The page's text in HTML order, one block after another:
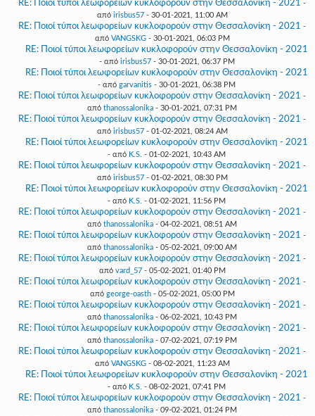
RE: Ποιοί τύποι λεωφορείων κυκλοφορούν στην Θεσσαλονίκη - 2021 -
από irisbus57- 30-01-2021, 11:00 AM
RE: Ποιοί τύποι λεωφορείων κυκλοφορούν στην Θεσσαλονίκη - 2021 -
από VANGSKG- 30-01-2021, 06:03 PM
RE: Ποιοί τύποι λεωφορείων κυκλοφορούν στην Θεσσαλονίκη - 2021
- από irisbus57- 30-01-2021, 06:37 PM
RE: Ποιοί τύποι λεωφορείων κυκλοφορούν στην Θεσσαλονίκη - 2021
- από garvanitis - 30-01-2021, 06:38 PM
RE: Ποιοί τύποι λεωφορείων κυκλοφορούν στην Θεσσαλονίκη - 2021 -
από thanossalonika - 30-01-2021, 07:31 PM
RE: Ποιοί τύποι λεωφορείων κυκλοφορούν στην Θεσσαλονίκη - 2021 -
από irisbus57- 01-02-2021, 08:24 AM
RE: Ποιοί τύποι λεωφορείων κυκλοφορούν στην Θεσσαλονίκη - 2021
- από K.S. - 01-02-2021, 10:43 AM
RE: Ποιοί τύποι λεωφορείων κυκλοφορούν στην Θεσσαλονίκη - 2021 -
από irisbus57- 01-02-2021, 08:30 PM
RE: Ποιοί τύποι λεωφορείων κυκλοφορούν στην Θεσσαλονίκη - 2021
- από K.S. - 01-02-2021, 11:56 PM
RE: Ποιοί τύποι λεωφορείων κυκλοφορούν στην Θεσσαλονίκη - 2021 -
από thanossalonika - 04-02-2021, 08:51 AM
RE: Ποιοί τύποι λεωφορείων κυκλοφορούν στην Θεσσαλονίκη - 2021 -
από thanossalonika - 05-02-2021, 09:00 AM
RE: Ποιοί τύποι λεωφορείων κυκλοφορούν στην Θεσσαλονίκη - 2021 -
από vard_57- 05-02-2021, 01:40 PM
RE: Ποιοί τύποι λεωφορείων κυκλοφορούν στην Θεσσαλονίκη - 2021 -
από george-oasth- 05-02-2021, 05:00 PM
RE: Ποιοί τύποι λεωφορείων κυκλοφορούν στην Θεσσαλονίκη - 2021 -
από thanossalonika - 06-02-2021, 10:43 PM
RE: Ποιοί τύποι λεωφορείων κυκλοφορούν στην Θεσσαλονίκη - 2021 -
από thanossalonika - 07-02-2021, 07:19 PM
RE: Ποιοί τύποι λεωφορείων κυκλοφορούν στην Θεσσαλονίκη - 2021 -
από VANGSKG- 08-02-2021, 11:23 AM
RE: Ποιοί τύποι λεωφορείων κυκλοφορούν στην Θεσσαλονίκη - 2021
- από K.S. - 08-02-2021, 07:41 PM
RE: Ποιοί τύποι λεωφορείων κυκλοφορούν στην Θεσσαλονίκη - 2021 -
από thanossalonika - 09-02-2021, 01:24 PM